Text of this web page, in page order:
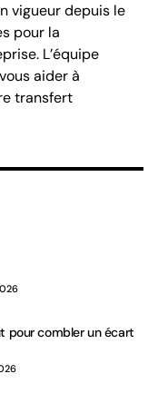
vigueur depuis le
pour la
L’équipe
aider à
transfert
pour combler un écart